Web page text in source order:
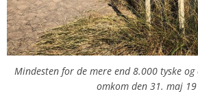
Mindesten for de mere end 8.000 tyske
omkom den 31. maj